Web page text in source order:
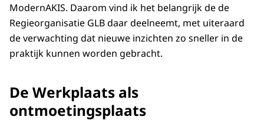
ModernAKIS. Daarom vind ik het belangrijk de de
Regieorganisatie GLB daar deelneemt, met uiteraard
de verwachting dat nieuwe inzichten zo sneller in de
praktijk kunnen worden gebracht.
De Werkplaats als
ontmoetingsplaats